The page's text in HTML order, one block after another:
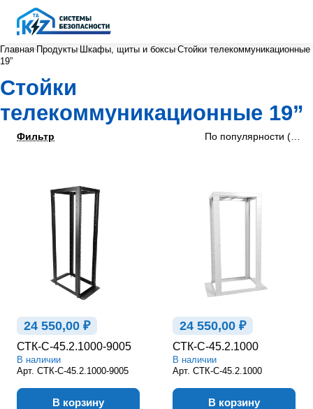
Главная Продукты Шкафы, щиты и боксы Стойки телекоммуникационные
19”
Стойки
телекоммуникационные 19”
Фильтр По популярности
24 550,00 ₽
СТК-С-45.2.1000-9005
В наличии
Арт. СТК-С-45.2.1000-9005
В корзину
24 550,00 ₽
СТК-С-45.2.1000
В наличии
Арт. СТК-С-45.2.1000
В корзину